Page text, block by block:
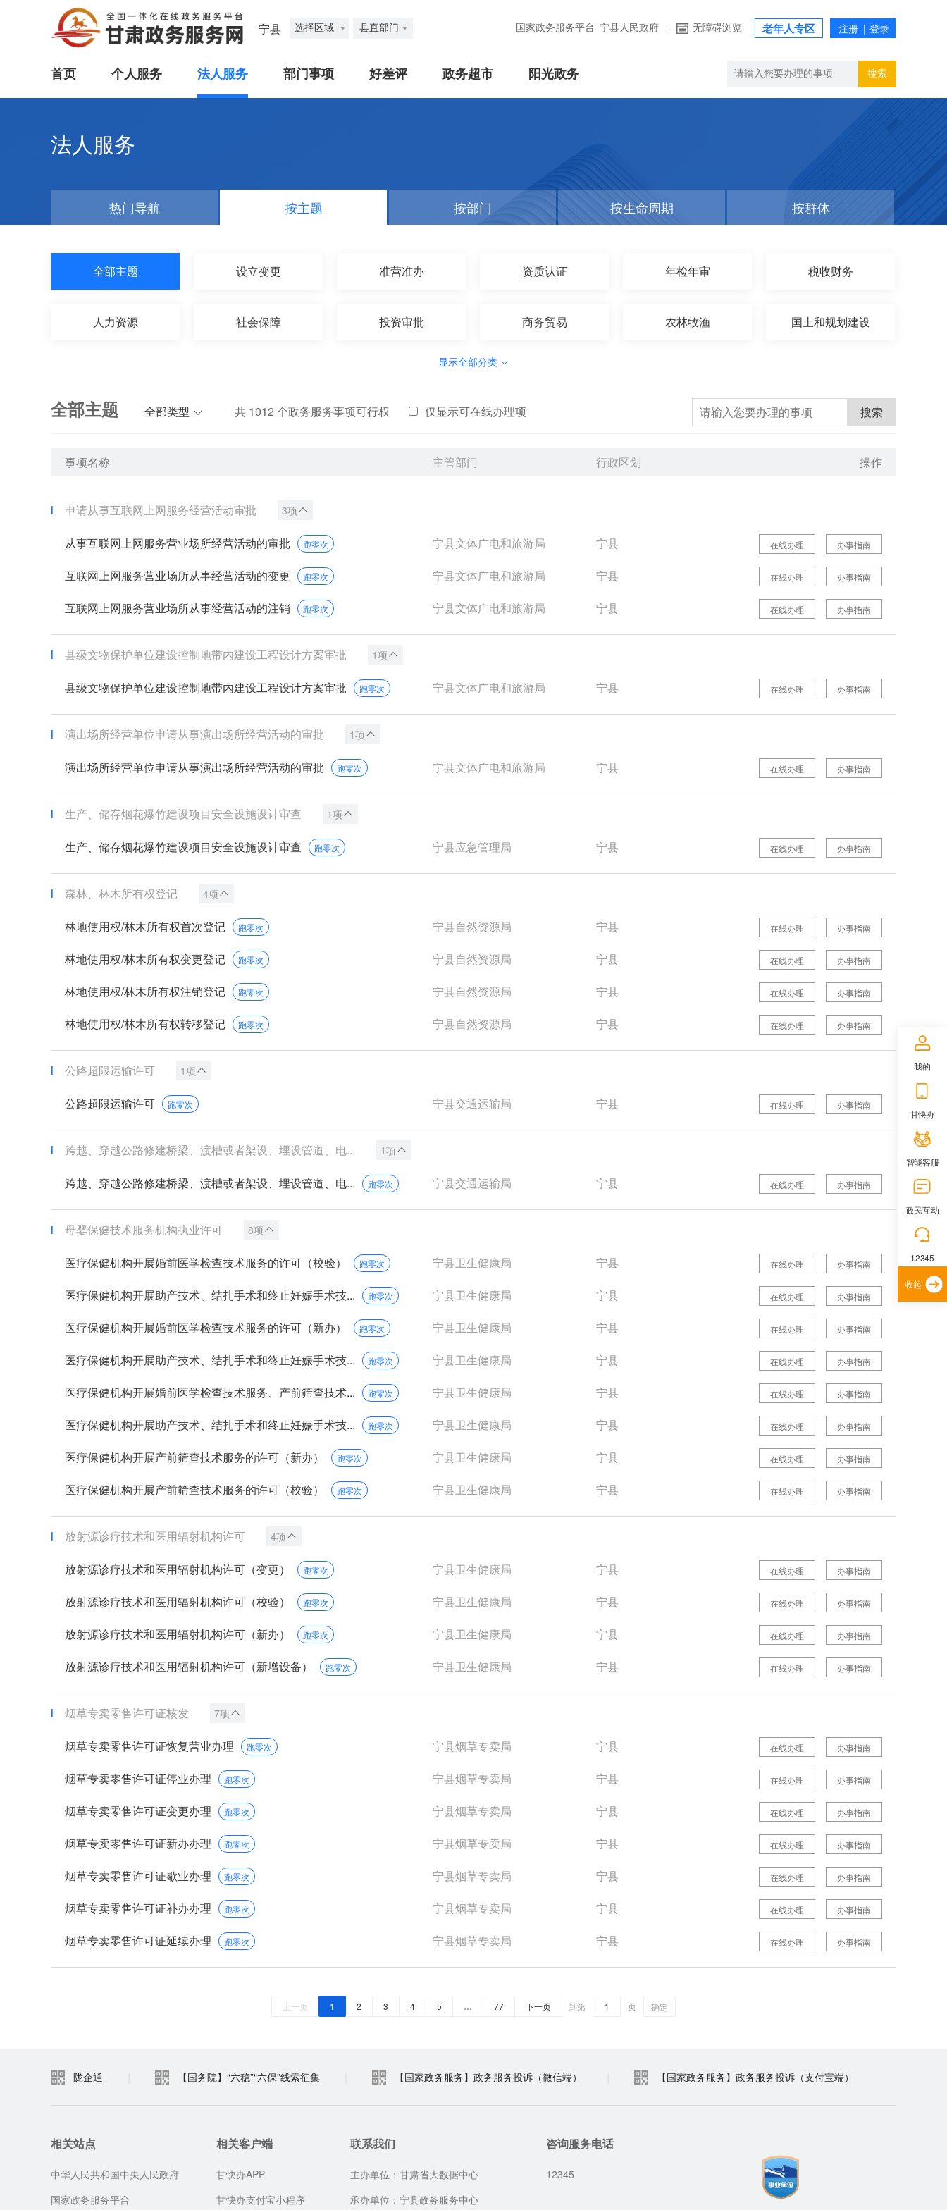
宁县 选择区域 县直部门 国家政务服务平台 宁县人民政府 无障碍浏览 老年人专区
首页 个人服务 法人服务 部门事项 好差评 政务超市 阳光政务 搜索
法人服务
热门导航 按主题 按部门 按生命周期 按群体
全部主题 设立变更 准营准办 资质认证 年检年审 税收财务
人力资源 社会保障 投资审批 商务贸易 农林牧渔 国土和规划建设
显示全部分类
全部主题 全部类型 共 1012 个政务服务事项可行权 仅显示可在线办理项 搜索
事项名称 主管部门 行政区划 操作
申请从事互联网上网服务经营活动审批 3项
从事互联网上网服务营业场所经营活动的审批 跑零次 宁县文体广电和旅游局 宁县 办事指南
在线办理
互联网上网服务营业场所从事经营活动的变更 跑零次 宁县文体广电和旅游局 宁县 办事指南
在线办理
互联网上网服务营业场所从事经营活动的注销 跑零次 宁县文体广电和旅游局 宁县 办事指南
在线办理
县级文物保护单位建设控制地带内建设工程设计方案审批 1项
县级文物保护单位建设控制地带内建设工程设计方案审批 跑零次 宁县文体广电和旅游局 宁县 办事指南
在线办理
演出场所经营单位申请从事演出场所经营活动的审批 1项
演出场所经营单位申请从事演出场所经营活动的审批 跑零次 宁县文体广电和旅游局 宁县 办事指南
在线办理
生产、储存烟花爆竹建设项目安全设施设计审查 1项
生产、储存烟花爆竹建设项目安全设施设计审查 跑零次 宁县应急管理局 宁县 办事指南
在线办理
森林、林木所有权登记 4项
林地使用权/林木所有权首次登记 跑零次 宁县自然资源局 宁县 办事指南
在线办理
林地使用权/林木所有权变更登记 跑零次 宁县自然资源局 宁县 办事指南
在线办理
林地使用权/林木所有权注销登记 跑零次 宁县自然资源局 宁县 办事指南
在线办理
林地使用权/林木所有权转移登记 跑零次 宁县自然资源局 宁县 办事指南
在线办理
公路超限运输许可 1项
公路超限运输许可 跑零次 宁县交通运输局 宁县 办事指南
在线办理
跨越、穿越公路修建桥梁、渡槽或者架设、埋设管道、电... 1项
跨越、穿越公路修建桥梁、渡槽或者架设、埋设管道、电... 跑零次 宁县交通运输局 宁县 办事指南
在线办理
母婴保健技术服务机构执业许可 8项
医疗保健机构开展婚前医学检查技术服务的许可（校验） 跑零次 宁县卫生健康局 宁县 办事指南
在线办理
医疗保健机构开展助产技术、结扎手术和终止妊娠手术技... 跑零次 宁县卫生健康局 宁县 办事指南
在线办理
医疗保健机构开展婚前医学检查技术服务的许可（新办） 跑零次 宁县卫生健康局 宁县 办事指南
在线办理
医疗保健机构开展助产技术、结扎手术和终止妊娠手术技... 跑零次 宁县卫生健康局 宁县 办事指南
在线办理
医疗保健机构开展婚前医学检查技术服务、产前筛查技术... 跑零次 宁县卫生健康局 宁县 办事指南
在线办理
医疗保健机构开展助产技术、结扎手术和终止妊娠手术技... 跑零次 宁县卫生健康局 宁县 办事指南
在线办理
医疗保健机构开展产前筛查技术服务的许可（新办） 跑零次 宁县卫生健康局 宁县 办事指南
在线办理
医疗保健机构开展产前筛查技术服务的许可（校验） 跑零次 宁县卫生健康局 宁县 办事指南
在线办理
放射源诊疗技术和医用辐射机构许可 4项
放射源诊疗技术和医用辐射机构许可（变更） 跑零次 宁县卫生健康局 宁县 办事指南
在线办理
放射源诊疗技术和医用辐射机构许可（校验） 跑零次 宁县卫生健康局 宁县 办事指南
在线办理
放射源诊疗技术和医用辐射机构许可（新办） 跑零次 宁县卫生健康局 宁县 办事指南
在线办理
放射源诊疗技术和医用辐射机构许可（新增设备） 跑零次 宁县卫生健康局 宁县 办事指南
在线办理
烟草专卖零售许可证核发 7项
烟草专卖零售许可证恢复营业办理 跑零次 宁县烟草专卖局 宁县 办事指南
在线办理
烟草专卖零售许可证停业办理 跑零次 宁县烟草专卖局 宁县 办事指南
在线办理
烟草专卖零售许可证变更办理 跑零次 宁县烟草专卖局 宁县 办事指南
在线办理
烟草专卖零售许可证新办办理 跑零次 宁县烟草专卖局 宁县 办事指南
在线办理
烟草专卖零售许可证歇业办理 跑零次 宁县烟草专卖局 宁县 办事指南
在线办理
烟草专卖零售许可证补办办理 跑零次 宁县烟草专卖局 宁县 办事指南
在线办理
烟草专卖零售许可证延续办理 跑零次 宁县烟草专卖局 宁县 办事指南
在线办理
上一页 1 2 3 4 5 … 77 下一页 到第 页 确定
陇企通 【国务院】“六稳”“六保”线索征集 【国家政务服务】政务服务投诉（微信端） 【国家政务服务】政务服务投诉（支付宝端）
相关站点
中华人民共和国中央人民政府
国家政务服务平台
相关客户端
甘快办APP
甘快办支付宝小程序
联系我们
主办单位：甘肃省大数据中心
承办单位：宁县政务服务中心
咨询服务电话
12345
我的
甘快办
智能客服
政民互动
12345
收起